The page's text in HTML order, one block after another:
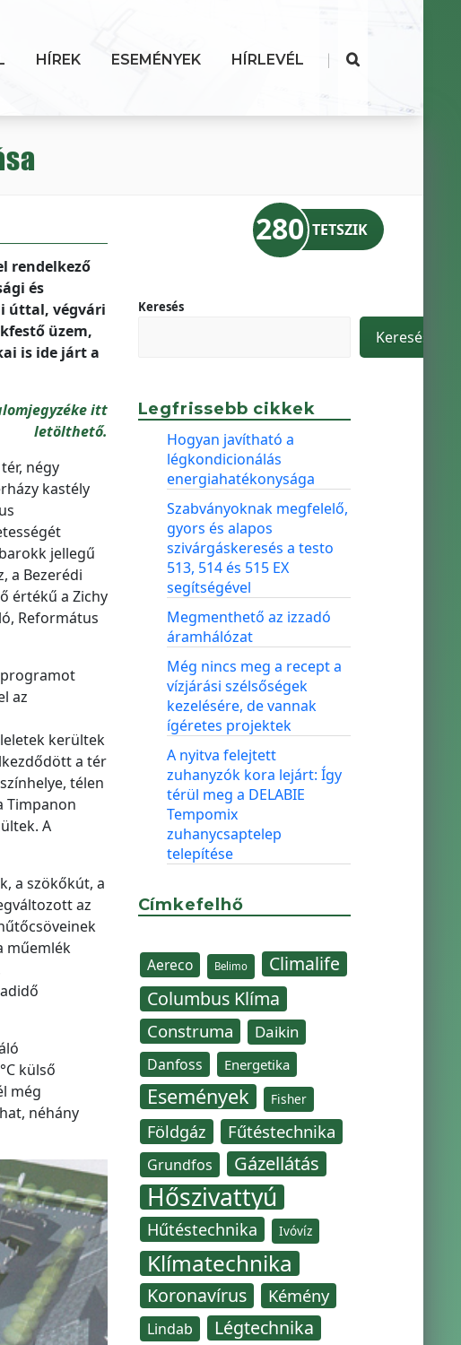
HÍREK ESEMÉNYEK HÍRLEVÉL |
rendelkező
és
úttal, végvári
üzem,
is ide járt a
itt
letölthető.
négy
kastély
jellegű
a Bezerédi
értékű a Zichy
Református
programot
az
kerültek
a tér
télen
Timpanon
A
a szökőkút, a
az
műemlék
külső
még
néhány
280 TETSZIK
Keresés
Keresés
Legfrissebb cikkek
Hogyan javítható a
légkondicionálás
energiahatékonysága
Szabványoknak megfelelő,
gyors és alapos
szivárgáskeresés a testo
513, 514 és 515 EX
segítségével
Megmenthető az izzadó
áramhálózat
Még nincs meg a recept a
vízjárási szélsőségek
kezelésére, de vannak
ígéretes projektek
A nyitva felejtett
zuhanyzók kora lejárt: Így
térül meg a DELABIE
Tempomix
zuhanycsaptelep
telepítése
Címkefelhő
Aereco Belimo
Climalife
Columbus Klíma
Construma Daikin
Danfoss Energetika
Események Fisher
Földgáz Fűtéstechnika
Grundfos Gázellátás
Hőszivattyú
Hűtéstechnika Ivóvíz
Klímatechnika
Koronavírus Kémény
Lindab Légtechnika